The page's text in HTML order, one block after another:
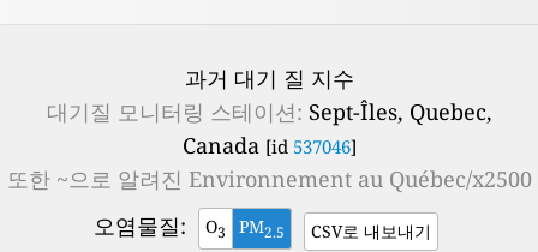
과거 대기 질 지수
대기질 모니터링 스테이션: Sept-Îles, Quebec,
Canada [id 537046]
또한 ~으로 알려진 Environnement au Québec/x2500
오염물질:
O3 PM2.5 CSV로 내보내기